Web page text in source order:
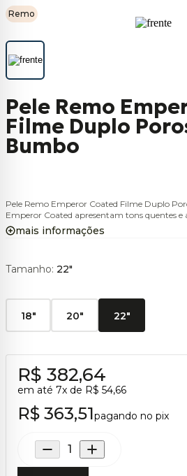
Remo
Pele Remo
Filme Duplo
Bumbo
Pele Remo Emperor Coated Filme Duplo Porosa
Emperor Coated apresentam tons quentes
durabilidade e projeção. Construídas com 2
Mylar, as peles Emperor proporcionam uma
mais informações
Tamanho: 22"
18" 20" 22"
R$ 382,64
em até 7x de R$ 54,66
R$ 363,51pagando no pix